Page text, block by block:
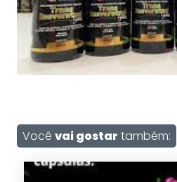
Você vai gostar também: